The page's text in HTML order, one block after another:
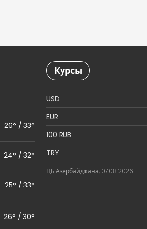
26° / 33°
24° / 32°
25° / 33°
26° / 30°
Курсы
USD
EUR
100 RUB
TRY
ЦБ Азербайджана, 07.08.2026